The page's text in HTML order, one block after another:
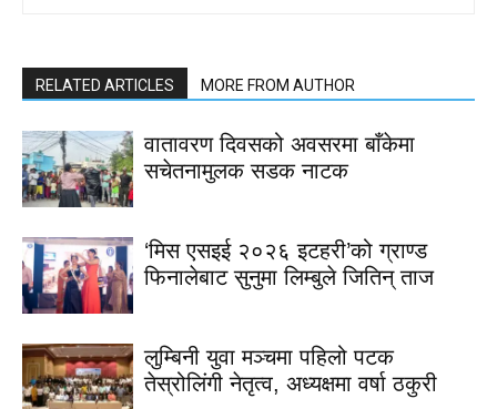
RELATED ARTICLES MORE FROM AUTHOR
वातावरण दिवसको अवसरमा बाँकेमा
सचेतनामुलक सडक नाटक
‘मिस एसइई २०२६ इटहरी’को ग्राण्ड
फिनालेबाट सुनुमा लिम्बुले जितिन् ताज
लुम्बिनी युवा मञ्चमा पहिलो पटक
तेस्रोलिंगी नेतृत्व, अध्यक्षमा वर्षा ठकुरी